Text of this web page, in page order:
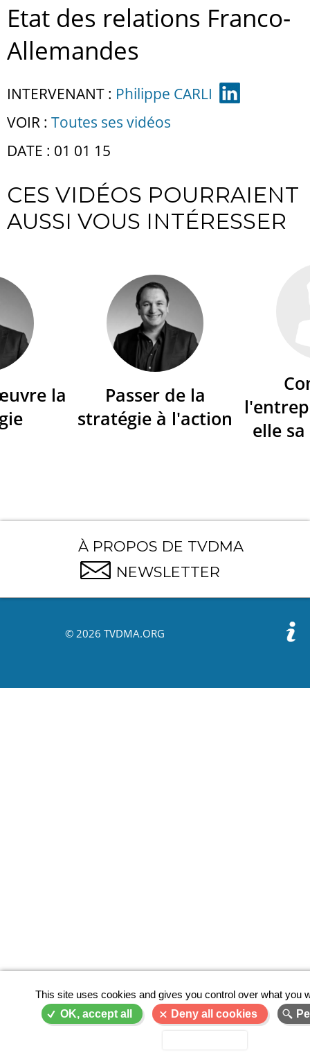
Etat des relations Franco-
Allemandes
INTERVENANT : Philippe CARLI
VOIR : Toutes ses vidéos
DATE : 01 01 15
CES VIDÉOS POURRAIENT
AUSSI VOUS INTÉRESSER
la
Passer de la
stratégie à l'action
elle
À PROPOS DE TVDMA
NEWSLETTER
© 2026 TVDMA.ORG
This site uses cookies and gives you control over what you
OK, accept all
Deny all cookies